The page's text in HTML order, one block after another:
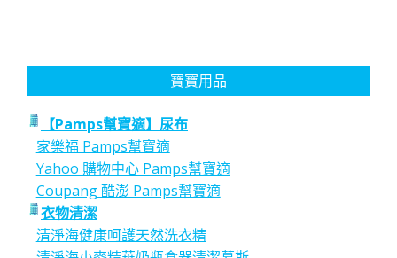
寶寶用品
【Pamps幫寶適】尿布
家樂福 Pamps幫寶適
Yahoo 購物中心 Pamps幫寶適
Coupang 酷澎 Pamps幫寶適
衣物清潔
清淨海健康呵護天然洗衣精